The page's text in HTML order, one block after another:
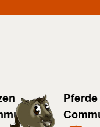
Pferde